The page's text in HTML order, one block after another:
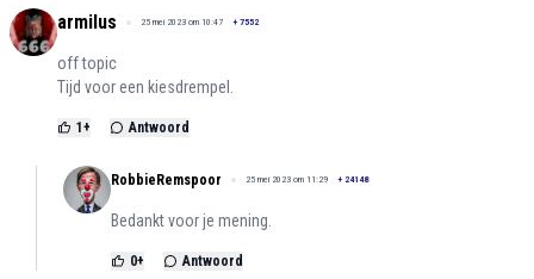
armilus 25 mei 2023 om 10:47 + 7552
off topic
Tijd voor een kiesdrempel.
1 + Antwoord
RobbieRemspoor 25 mei 2023 om 11:29 + 24148
Bedankt voor je mening.
0+ Antwoord